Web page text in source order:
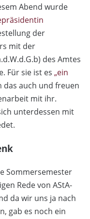
Abend wurde
der
mit der
des Amtes
Für sie ist es „ein
das auch und freuen
mit ihr.
unterdessen mit
Sommersemester
Rede von AStA-
da wir uns ja nach
gab es noch ein